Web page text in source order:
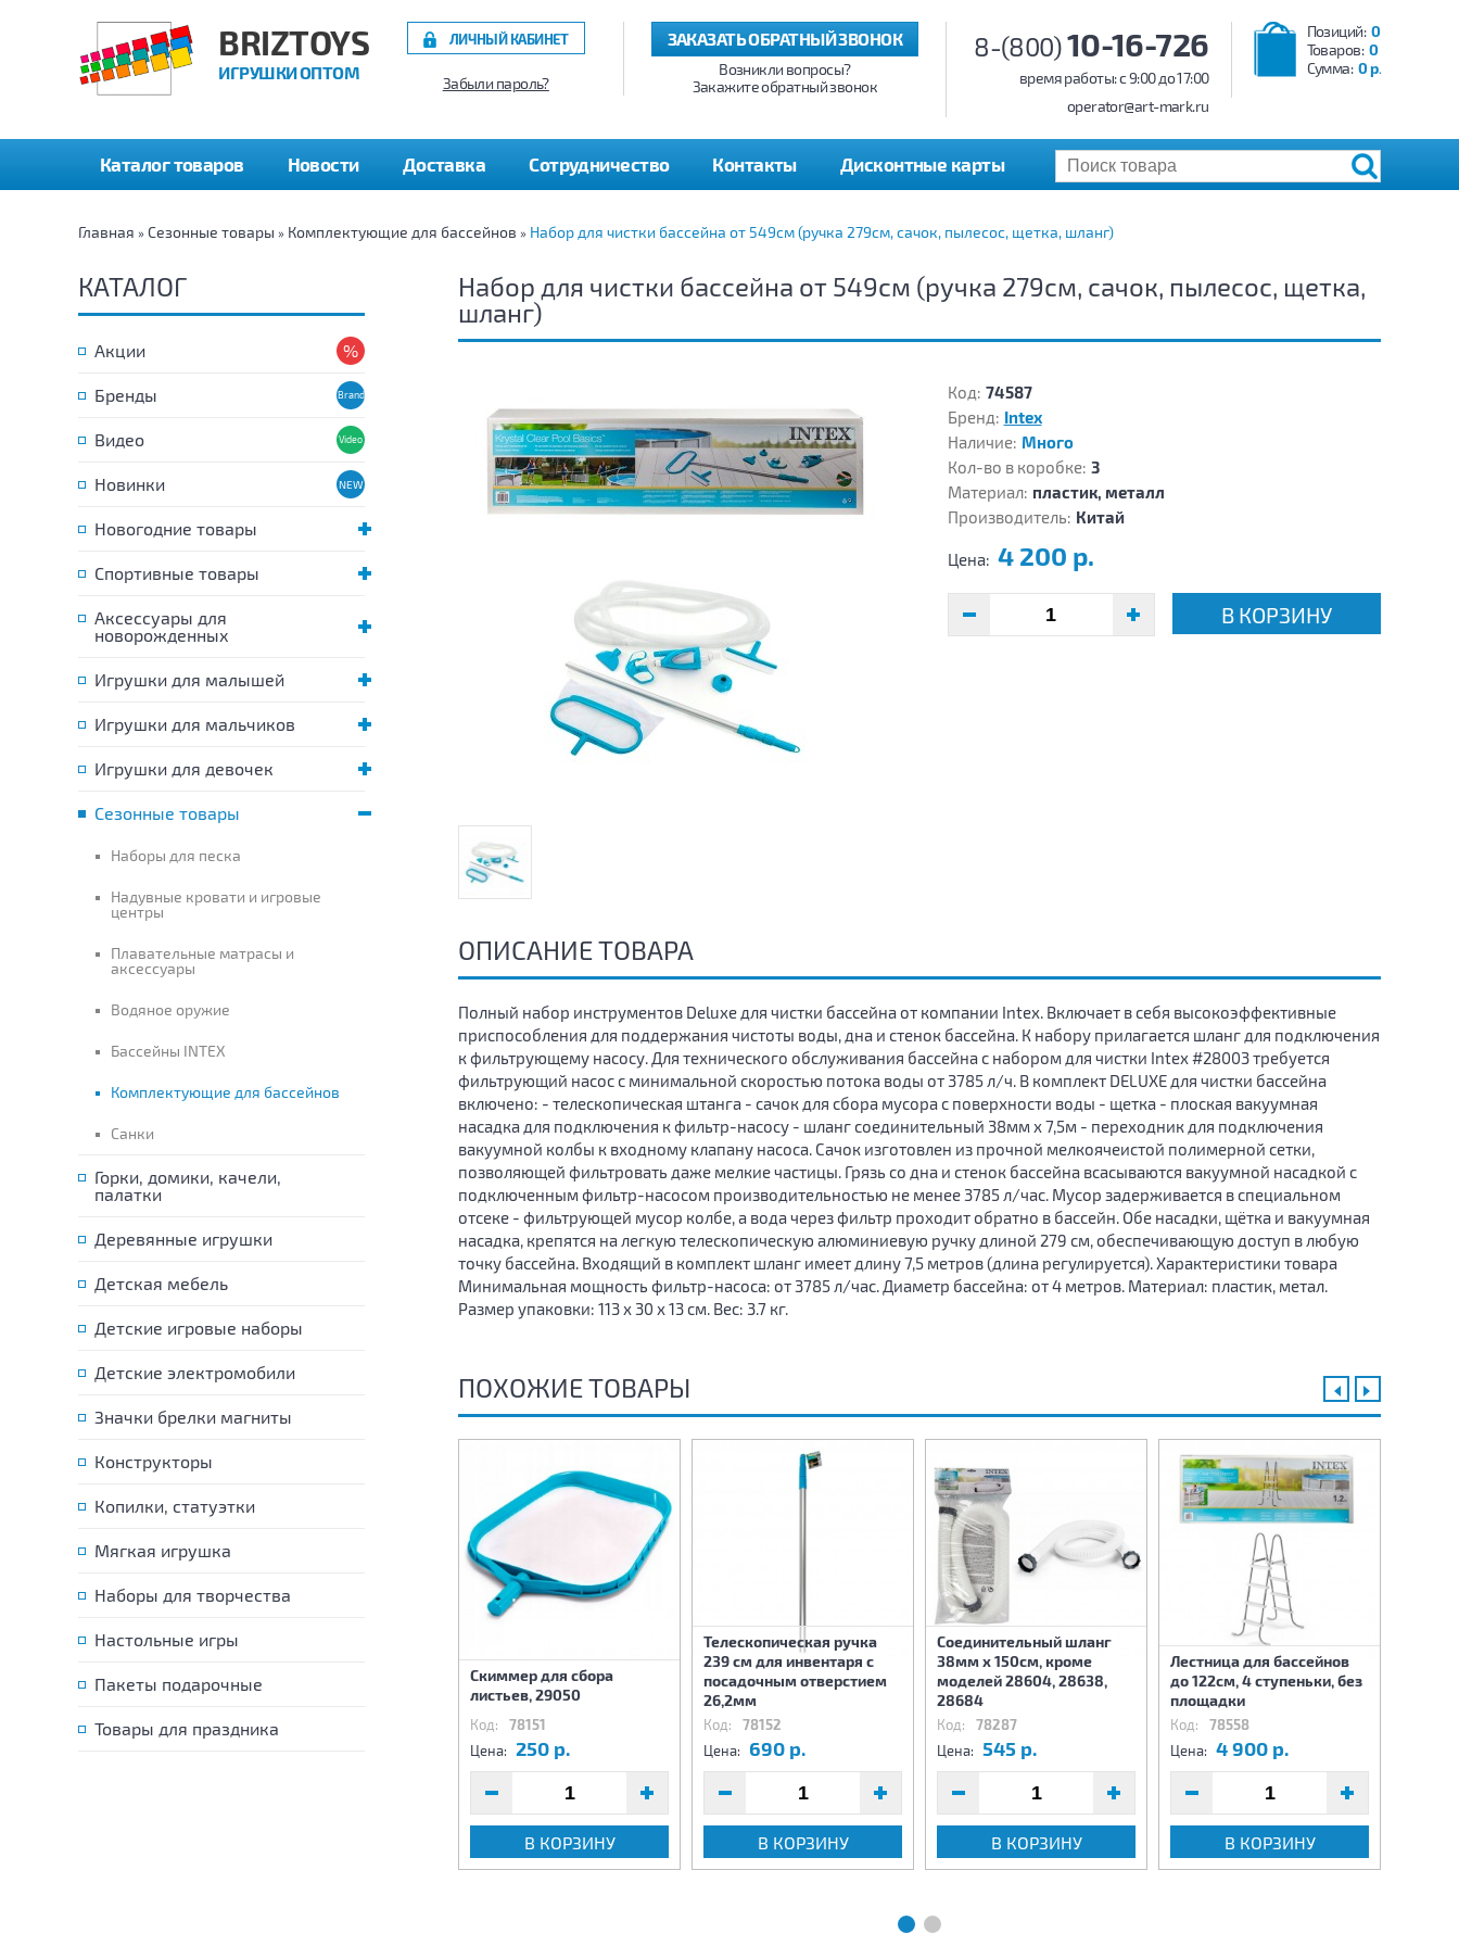
BRIZTOYS
ИГРУШКИ ОПТОМ
Позиций: 0
Товаров: 0
Сумма: 0 р.
8-(800)10-16-726
время работы: c 9:00 до 17:00
operator@art-mark.ru
ЗАКАЗАТЬ ОБРАТНЫЙ ЗВОНОК
Возникли вопросы?
Закажите обратный звонок
ЛИЧНЫЙ КАБИНЕТ
Забыли пароль?
Каталог товаров Новости Доставка Сотрудничество Контакты Дисконтные карты
Главная » Сезонные товары » Комплектующие для бассейнов » Набор для чистки бассейна от 549см (ручка 279см, сачок, пылесос, щетка, шланг)
КАТАЛОГ
Акции
Бренды
Видео
Новинки
Новогодние товары
Спортивные товары
Аксессуары для
новорожденных
Игрушки для малышей
Игрушки для мальчиков
Игрушки для девочек
Сезонные товары
Наборы для песка
Надувные кровати и игровые
центры
Плавательные матрасы и
аксессуары
Водяное оружие
Бассейны INTEX
Комплектующие для бассейнов
Санки
Горки, домики, качели,
палатки
Деревянные игрушки
Детская мебель
Детские игровые наборы
Детские электромобили
Значки брелки магниты
Конструкторы
Копилки, статуэтки
Мягкая игрушка
Наборы для творчества
Настольные игры
Пакеты подарочные
Товары для праздника
Набор для чистки бассейна от 549см (ручка 279см, сачок, пылесос, щетка,
шланг)
Код: 74587
Бренд: Intex
Наличие: Много
Кол-во в коробке: 3
Материал: пластик, металл
Производитель: Китай
Цена: 4 200 р.
В КОРЗИНУ
ОПИСАНИЕ ТОВАРА
Полный набор инструментов Deluxe для чистки бассейна от компании Intex. Включает в себя высокоэффективные
приспособления для поддержания чистоты воды, дна и стенок бассейна. К набору прилагается шланг для подключения
к фильтрующему насосу. Для технического обслуживания бассейна с набором для чистки Intex #28003 требуется
фильтрующий насос с минимальной скоростью потока воды от 3785 л/ч. В комплект DELUXE для чистки бассейна
включено: - телескопическая штанга - сачок для сбора мусора с поверхности воды - щетка - плоская вакуумная
насадка для подключения к фильтр-насосу - шланг соединительный 38мм х 7,5м - переходник для подключения
вакуумной колбы к входному клапану насоса. Сачок изготовлен из прочной мелкоячеистой полимерной сетки,
позволяющей фильтровать даже мелкие частицы. Грязь со дна и стенок бассейна всасываются вакуумной насадкой с
подключенным фильтр-насосом производительностью не менее 3785 л/час. Мусор задерживается в специальном
отсеке - фильтрующей мусор колбе, а вода через фильтр проходит обратно в бассейн. Обе насадки, щётка и вакуумная
насадка, крепятся на легкую телескопическую алюминиевую ручку длиной 279 см, обеспечивающую доступ в любую
точку бассейна. Входящий в комплект шланг имеет длину 7,5 метров (длина регулируется). Характеристики товара
Минимальная мощность фильтр-насоса: от 3785 л/час. Диаметр бассейна: от 4 метров. Материал: пластик, метал.
Размер упаковки: 113 х 30 х 13 см. Вес: 3.7 кг.
ПОХОЖИЕ ТОВАРЫ
Дренажный насос 3595л/
ч, шланг 5м, D32мм
80592
"В" для шлангов D32мм на
Код: 80593
Скиммер для сбора
листьев, 29050
Код: 78151
Цена: 250 р.
В КОРЗИНУ
Телескопическая ручка
239 см для инвентаря с
посадочным отверстием
26,2мм
Код: 78152
Цена: 690 р.
В КОРЗИНУ
Соединительный шланг
38мм х 150см, кроме
моделей 28604, 28638,
28684
Код: 78287
Цена: 545 р.
В КОРЗИНУ
Лестница для бассейнов
до 122см, 4 ступеньки, без
площадки
Код: 78558
Цена: 4 900 р.
В КОРЗИНУ